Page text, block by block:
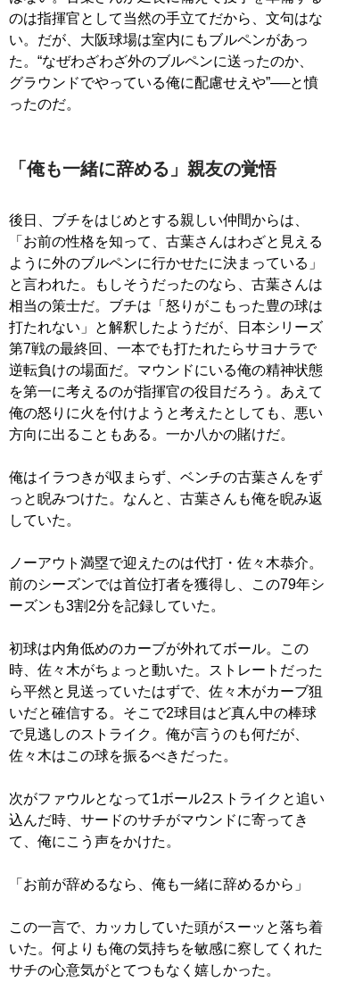
のは指揮官として当然の手立てだから、文句はな
い。だが、大阪球場は室内にもブルペンがあっ
た。“なぜわざわざ外のブルペンに送ったのか、
グラウンドでやっている俺に配慮せえや”──と憤
ったのだ。
「俺も一緒に辞める」親友の覚悟
後日、ブチをはじめとする親しい仲間からは、
「お前の性格を知って、古葉さんはわざと見える
ように外のブルペンに行かせたに決まっている」
と言われた。もしそうだったのなら、古葉さんは
相当の策士だ。ブチは「怒りがこもった豊の球は
打たれない」と解釈したようだが、日本シリーズ
第7戦の最終回、一本でも打たれたらサヨナラで
逆転負けの場面だ。マウンドにいる俺の精神状態
を第一に考えるのが指揮官の役目だろう。あえて
俺の怒りに火を付けようと考えたとしても、悪い
方向に出ることもある。一か八かの賭けだ。
俺はイラつきが収まらず、ベンチの古葉さんをず
っと睨みつけた。なんと、古葉さんも俺を睨み返
していた。
ノーアウト満塁で迎えたのは代打・佐々木恭介。
前のシーズンでは首位打者を獲得し、この79年シ
ーズンも3割2分を記録していた。
初球は内角低めのカーブが外れてボール。この
時、佐々木がちょっと動いた。ストレートだった
ら平然と見送っていたはずで、佐々木がカーブ狙
いだと確信する。そこで2球目はど真ん中の棒球
で見逃しのストライク。俺が言うのも何だが、
佐々木はこの球を振るべきだった。
次がファウルとなって1ボール2ストライクと追い
込んだ時、サードのサチがマウンドに寄ってき
て、俺にこう声をかけた。
「お前が辞めるなら、俺も一緒に辞めるから」
この一言で、カッカしていた頭がスーッと落ち着
いた。何よりも俺の気持ちを敏感に察してくれた
サチの心意気がとてつもなく嬉しかった。